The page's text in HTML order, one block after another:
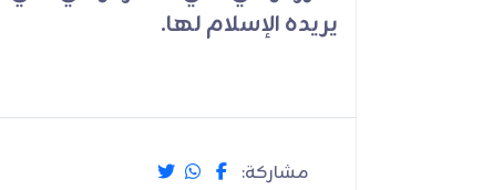
يريده الإسلام لها.
مشاركة: